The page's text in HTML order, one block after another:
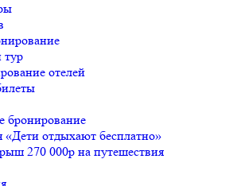
тур
отелей
бронирование
отдыхают бесплатно»
270 000р на путешествия